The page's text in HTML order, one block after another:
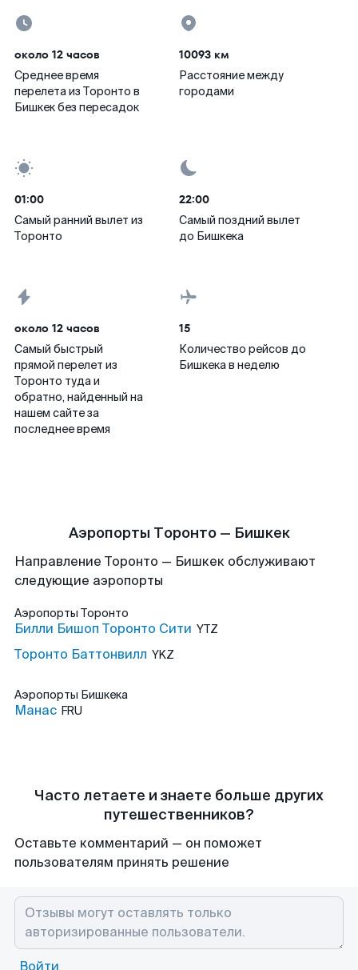
около 12 часов
Среднее время
перелета из Торонто в
Бишкек без пересадок
10093 км
Расстояние между
городами
01:00
Самый ранний вылет из
Торонто
22:00
Самый поздний вылет
до Бишкека
около 12 часов
Самый быстрый
прямой перелет из
Торонто туда и
обратно, найденный на
нашем сайте за
последнее время
15
Количество рейсов до
Бишкека в неделю
Аэропорты Торонто — Бишкек
Направление Торонто — Бишкек обслуживают
следующие аэропорты
Аэропорты Торонто
Билли Бишоп Торонто Сити YTZ
Торонто Баттонвилл YKZ
Аэропорты Бишкека
Манас FRU
Часто летаете и знаете больше других
путешественников?
Оставьте комментарий — он поможет
пользователям принять решение
Войти